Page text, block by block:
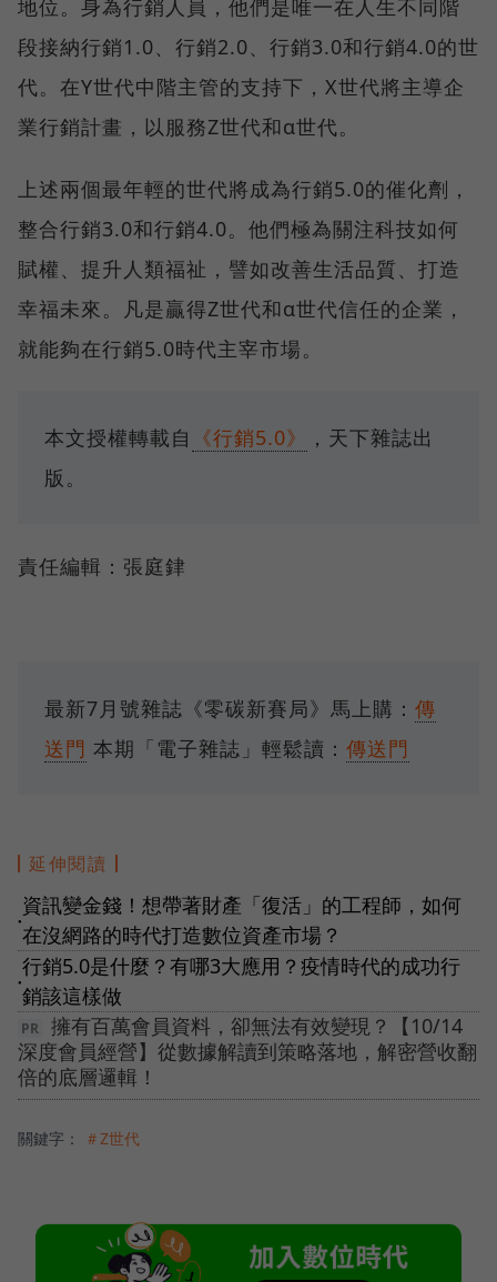
地位。身為行銷人員，他們是唯一在人生不同階
段接納行銷1.0、行銷2.0、行銷3.0和行銷4.0的世
代。在Y世代中階主管的支持下，X世代將主導企
業行銷計畫，以服務Z世代和α世代。
上述兩個最年輕的世代將成為行銷5.0的催化劑，
整合行銷3.0和行銷4.0。他們極為關注科技如何
賦權、提升人類福祉，譬如改善生活品質、打造
幸福未來。凡是贏得Z世代和α世代信任的企業，
就能夠在行銷5.0時代主宰市場。
本文授權轉載自 《行銷5.0》
，天下雜誌出
版。
責任編輯：張庭銉
最新7月號雜誌《零碳新賽局》馬上購： 傳
送門 本期「電子雜誌」輕鬆讀： 傳送門
延伸閱讀
●
資訊變金錢！想帶著財產「復活」的工程師，如何
在沒網路的時代打造數位資產市場？
●
行銷5.0是什麼？有哪3大應用？疫情時代的成功行
銷該這樣做
擁有百萬會員資料，卻無法有效變現？【10/14
深度會員經營】從數據解讀到策略落地，解密營收翻
倍的底層邏輯！
關鍵字： ＃Z世代